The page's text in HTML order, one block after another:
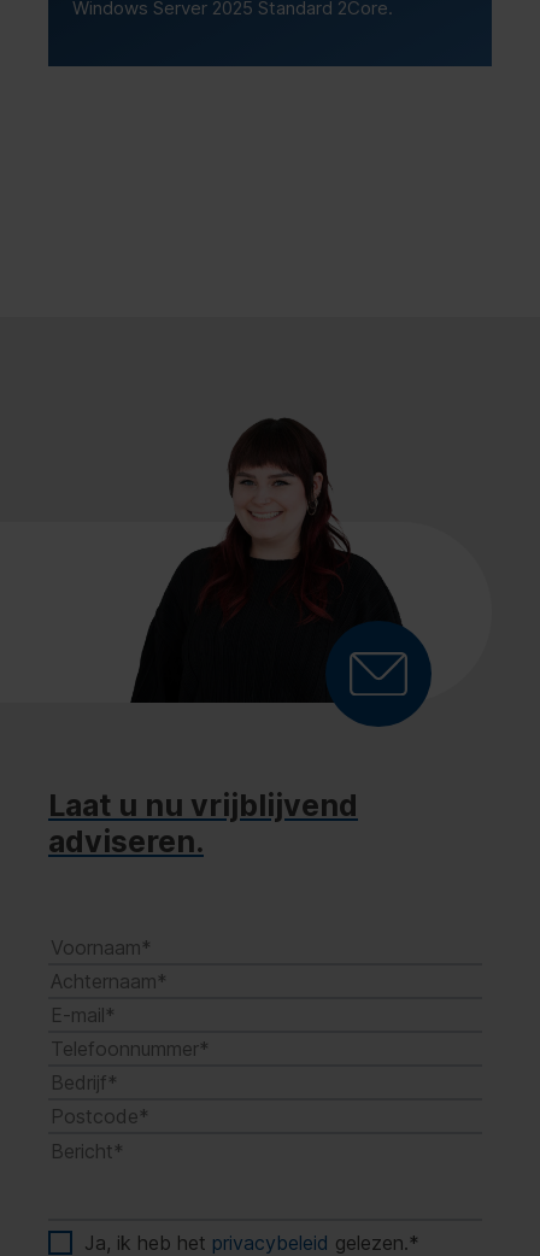
Windows Server 2025 Standard 2Core.
Laat u nu vrijblijvend
adviseren.
Ja, ik heb het privacybeleid gelezen.*